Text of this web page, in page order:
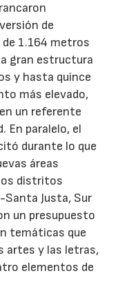
de
de 1.164 metros
gran estructura
y hasta quince
más elevado,
un referente
En paralelo, el
durante lo que
áreas
distritos
Santa Justa, Sur
un presupuesto
temáticas que
artes y las letras,
elementos de